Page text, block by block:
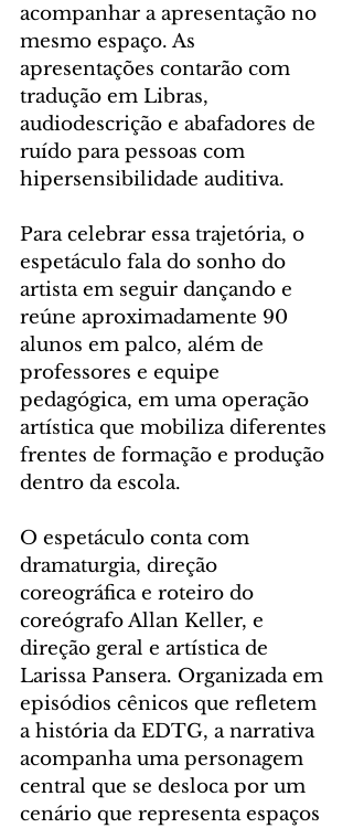
acompanhar a apresentação no
mesmo espaço. As
apresentações contarão com
tradução em Libras,
audiodescrição e abafadores de
ruído para pessoas com
hipersensibilidade auditiva.
Para celebrar essa trajetória, o
espetáculo fala do sonho do
artista em seguir dançando e
reúne aproximadamente 90
alunos em palco, além de
professores e equipe
pedagógica, em uma operação
artística que mobiliza diferentes
frentes de formação e produção
dentro da escola.
O espetáculo conta com
dramaturgia, direção
coreográfica e roteiro do
coreógrafo Allan Keller, e
direção geral e artística de
Larissa Pansera. Organizada em
episódios cênicos que refletem
a história da EDTG, a narrativa
acompanha uma personagem
central que se desloca por um
cenário que representa espaços